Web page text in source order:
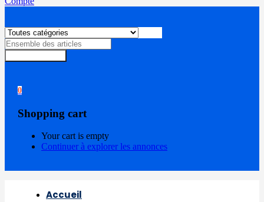
0
Shopping cart
Your cart is empty
Continuer à explorer les annonces
Accueil